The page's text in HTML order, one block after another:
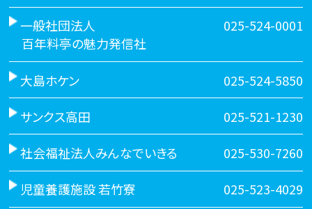
一般社団法人
百年料亭の魅力発信社
025-524-0001
大島ホケン 025-524-5850
サンクス高田 025-521-1230
社会福祉法人みんなでいきる 025-530-7260
児童養護施設 若竹寮 025-523-4029